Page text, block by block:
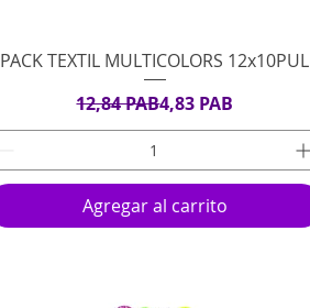
Vista rápida
PACK TEXTIL MULTICOLORS 12x10PUL
Precio
12,84 PABPrecio de oferta
4,83 PAB
Agregar al carrito